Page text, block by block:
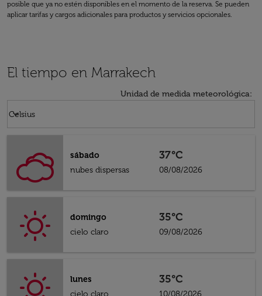
posible que ya no estén disponibles en el momento de la reserva. Se pueden
aplicar tarifas y cargos adicionales para productos y servicios opcionales.
El tiempo en Marrakech
Unidad de medida meteorológica:
Celsius
keyboard_arrow_down
sábado
nubes dispersas
37°C
08/08/2026
domingo
cielo claro
35°C
09/08/2026
lunes
cielo claro
35°C
10/08/2026